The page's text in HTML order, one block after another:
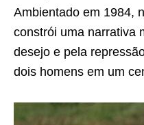
Ambientado em 1984,
constrói uma narrativa
desejo e pela
dois homens em um